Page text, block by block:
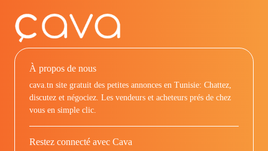
À propos de nous
cava.tn site gratuit des petites annonces en Tunisie: Chattez,
discutez et négociez. Les vendeurs et acheteurs prés de chez
vous en simple clic.
Restez connecté avec Cava